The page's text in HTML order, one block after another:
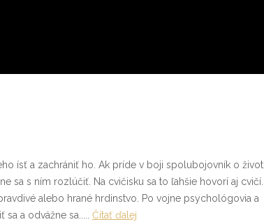
ísť a zachrániť ho. Ak príde v boji spolubojovník o život,
sa s ním rozlúčiť. Na cvičisku sa to ľahšie hovorí aj cvičí.
alebo hrané hrdinstvo. Po vojne psychológovia a
a odvážne sa..... Čítať ďalej